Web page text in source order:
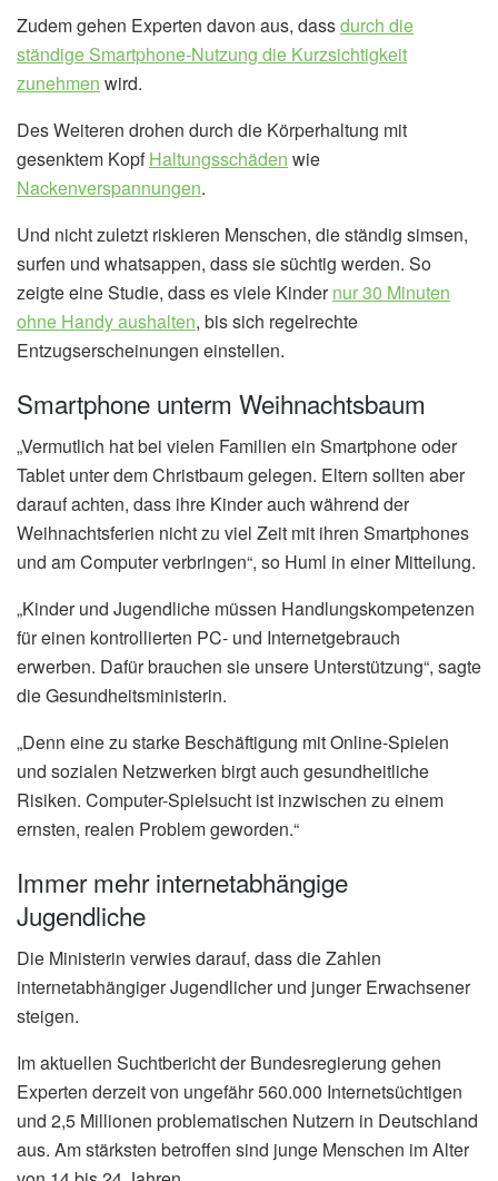
Zudem gehen Experten davon aus, dassdurch die
ständige Smartphone-Nutzung die Kurzsichtigkeit
zunehmen wird.
Des Weiteren drohen durch die Körperhaltung mit
gesenktem KopfHaltungsschäden wie
Nackenverspannungen.
Und nicht zuletzt riskieren Menschen, die ständig simsen,
surfen und whatsappen, dass sie süchtig werden. So
zeigte eine Studie, dass es viele Kindernur 30 Minuten
ohne Handy aushalten, bis sich regelrechte
Entzugserscheinungen einstellen.
Smartphone unterm Weihnachtsbaum
„Vermutlich hat bei vielen Familien ein Smartphone oder
Tablet unter dem Christbaum gelegen. Eltern sollten aber
darauf achten, dass ihre Kinder auch während der
Weihnachtsferien nicht zu viel Zeit mit ihren Smartphones
und am Computer verbringen“, so Huml in einer Mitteilung.
„Kinder und Jugendliche müssen Handlungskompetenzen
für einen kontrollierten PC- und Internetgebrauch
erwerben. Dafür brauchen sie unsere Unterstützung“, sagte
die Gesundheitsministerin.
„Denn eine zu starke Beschäftigung mit Online-Spielen
und sozialen Netzwerken birgt auch gesundheitliche
Risiken. Computer-Spielsucht ist inzwischen zu einem
ernsten, realen Problem geworden.“
Immer mehr internetabhängige
Jugendliche
Die Ministerin verwies darauf, dass die Zahlen
internetabhängiger Jugendlicher und junger Erwachsener
steigen.
Im aktuellen Suchtbericht der Bundesregierung gehen
Experten derzeit von ungefähr 560.000 Internetsüchtigen
und 2,5 Millionen problematischen Nutzern in Deutschland
aus. Am stärksten betroffen sind junge Menschen im Alter